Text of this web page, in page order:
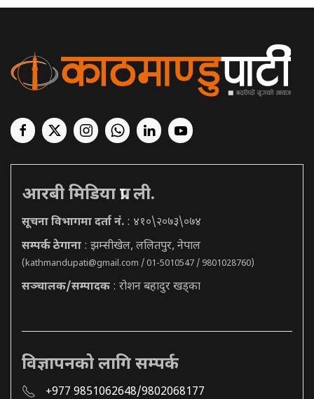
आरबी मिडिया प्रा. ली.
सूचना विभागमा दर्ता नं. : ४१०\२०७३\०७४
सम्पर्क ठेगाना : झम्सीखेल, ललितपुर, नेपाल
(kathmandupati@gmail.com / 01-5010547 / 9801028760)
सञ्चालक/सम्पादक : रोशन बहादुर खड्का
विज्ञापनको लागि सम्पर्क
+977 9851062648/9802068177